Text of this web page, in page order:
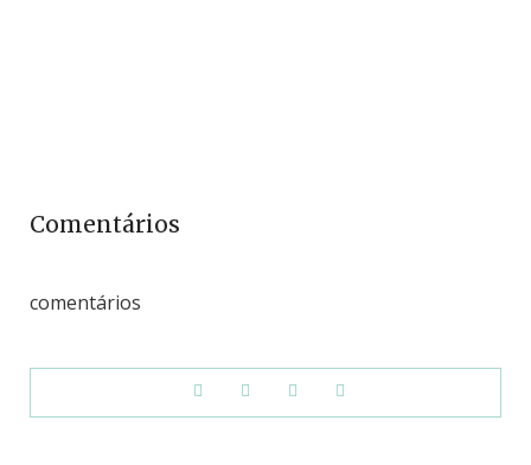
Comentários
comentários